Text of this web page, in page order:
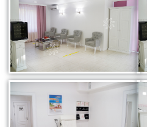
Контурная пластика -
лица препаратами на
гиалуроновой кислоты
Диспорт - устранение
ботулотоксином типа
Миотокс - устранение
ботулотоксином типа А
Гипергидроз -
потоотделения